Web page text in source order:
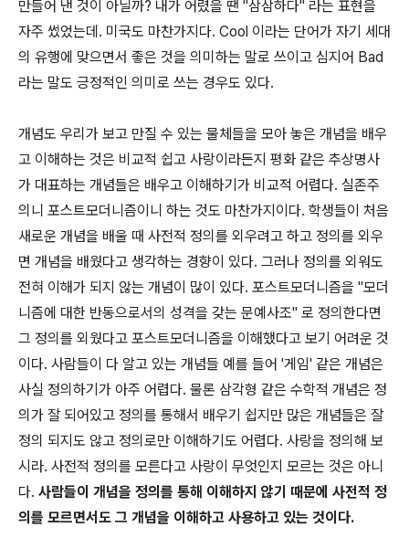
만들어 낸 것이 아닐까? 내가 어렸을 땐 "삼삼하다" 라는 표현을
자주 썼었는데. 미국도 마찬가지다. Cool 이라는 단어가 자기 세대
의 유행에 맞으면서 좋은 것을 의미하는 말로 쓰이고 심지어 Bad
라는 말도 긍정적인 의미로 쓰는 경우도 있다.
개념도 우리가 보고 만질 수 있는 물체들을 모아 놓은 개념을 배우
고 이해하는 것은 비교적 쉽고 사랑이라든지 평화 같은 추상명사
가 대표하는 개념들은 배우고 이해하기가 비교적 어렵다. 실존주
의니 포스트모더니즘이니 하는 것도 마찬가지이다. 학생들이 처음
새로운 개념을 배울 때 사전적 정의를 외우려고 하고 정의를 외우
면 개념을 배웠다고 생각하는 경향이 있다. 그러나 정의를 외워도
전혀 이해가 되지 않는 개념이 많이 있다. 포스트모더니즘을 "모더
니즘에 대한 반동으로서의 성격을 갖는 문예사조" 로 정의한다면
그 정의를 외웠다고 포스트모더니즘을 이해했다고 보기 어려운 것
이다. 사람들이 다 알고 있는 개념들 예를 들어 '게임' 같은 개념은
사실 정의하기가 아주 어렵다. 물론 삼각형 같은 수학적 개념은 정
의가 잘 되어있고 정의를 통해서 배우기 쉽지만 많은 개념들은 잘
정의 되지도 않고 정의로만 이해하기도 어렵다. 사랑을 정의해 보
시라. 사전적 정의를 모른다고 사랑이 무엇인지 모르는 것은 아니
다. 사람들이 개념을 정의를 통해 이해하지 않기 때문에 사전적 정
의를 모르면서도 그 개념을 이해하고 사용하고 있는 것이다.